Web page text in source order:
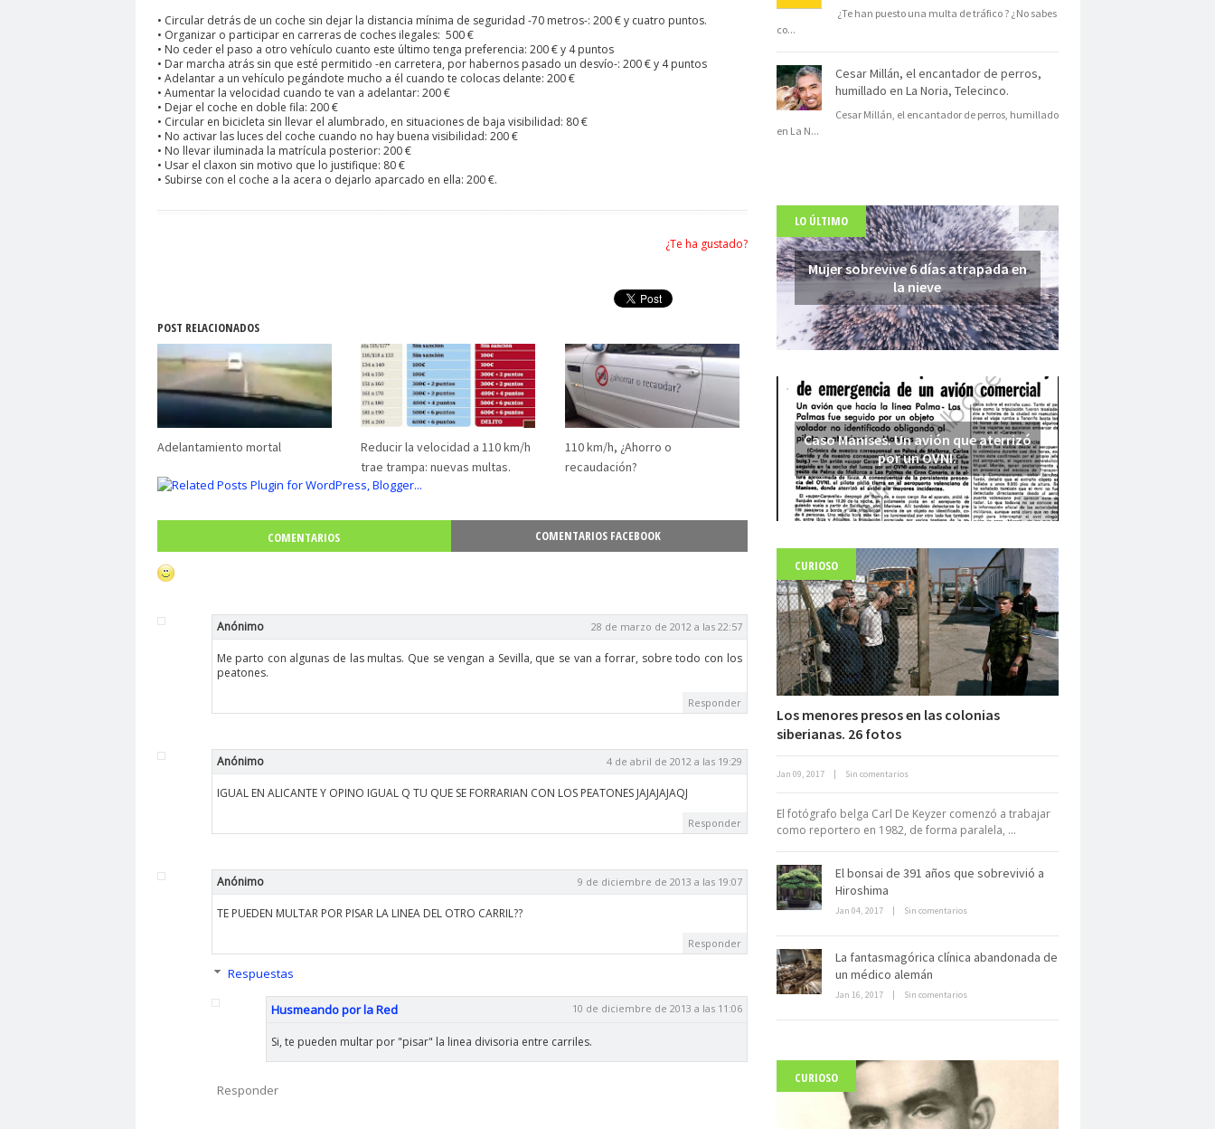
• Circular detrás de un coche sin dejar la distancia mínima de seguridad -70 metros-: 200 € y cuatro puntos.
• Organizar o participar en carreras de coches ilegales: 500 €
• No ceder el paso a otro vehículo cuanto este último tenga preferencia: 200 € y 4 puntos
• Dar marcha atrás sin que esté permitido -en carretera, por habernos pasado un desvío-: 200 € y 4 puntos
• Adelantar a un vehículo pegándote mucho a él cuando te colocas delante: 200 €
• Aumentar la velocidad cuando te van a adelantar: 200 €
• Dejar el coche en doble fila: 200 €
• Circular en bicicleta sin llevar el alumbrado, en situaciones de baja visibilidad: 80 €
• No activar las luces del coche cuando no hay buena visibilidad: 200 €
• No llevar iluminada la matrícula posterior: 200 €
• Usar el claxon sin motivo que lo justifique: 80 €
• Subirse con el coche a la acera o dejarlo aparcado en ella: 200 €.
¿Te ha gustado?
POST RELACIONADOS
Adelantamiento mortal
Reducir la velocidad a 110 km/h
trae trampa: nuevas multas.
110 km/h, ¿Ahorro o
recaudación?
COMENTARIOS COMENTARIOS FACEBOOK
Anónimo 28 de marzo de 2012 a las 22:57
Me parto con algunas de las multas. Que se vengan a Sevilla, que se van a forrar, sobre todo con los
peatones.
Responder
Anónimo 4 de abril de 2012 a las 19:29
IGUAL EN ALICANTE Y OPINO IGUAL Q TU QUE SE FORRARIAN CON LOS PEATONES JAJAJAJAQJ
Responder
Anónimo 9 de diciembre de 2013 a las 19:07
TE PUEDEN MULTAR POR PISAR LA LINEA DEL OTRO CARRIL??
Responder
Respuestas
Husmeando por la Red 10 de diciembre de 2013 a las 11:06
Si, te pueden multar por "pisar" la linea divisoria entre carriles.
Responder
¿Te han puesto una multa de tráfico ? ¿No sabes
co...
Cesar Millán, el encantador de perros,
humillado en La Noria, Telecinco.
Cesar Millán, el encantador de perros, humillado
en La N...
LO ÚLTIMO
Mujer sobrevive 6 días atrapada en
la nieve
Caso Manises. Un avión que aterrizó
por un OVNI.
Fuerte abandonado del siglo XIX
Neuromarketing: el uso de la
electrónico
Dentro de un manicomio
abandonado
Carlo Acutis, el beato incorrupto de
CURIOSO
Los menores presos en las colonias
siberianas. 26 fotos
Jan 09, 2017 | Sin comentarios
El fotógrafo belga Carl De Keyzer comenzó a trabajar
como reportero en 1982, de forma paralela, ...
El bonsai de 391 años que sobrevivió a
Hiroshima
Jan 04, 2017 | Sin comentarios
La fantasmagórica clínica abandonada de
un médico alemán
Jan 16, 2017 | Sin comentarios
CURIOSO